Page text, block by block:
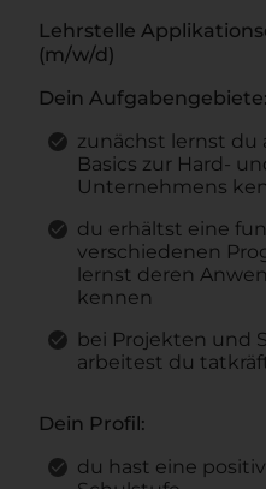
Lehrstelle
(m/w/d)
Dein Aufgabengebiete:
zunächst lernst du
Basics zur Hard-
Unternehmens
du erhältst eine
verschiedenen
lernst deren
kennen
bei Projekten und
arbeitest du
Dein Profil:
du hast eine